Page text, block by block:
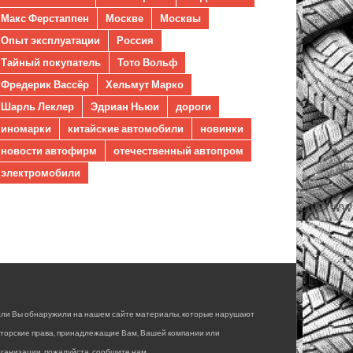
Макс Ферстаппен
Москве
Москвы
Опыт эксплуатации
Россия
Тайный покупатель
Тото Вольф
Фредерик Вассёр
Хельмут Марко
Шарль Леклер
Эдриан Ньюи
дороги
иномарки
китайские автомобили
новинки
новости автофирм
отечественный автопром
электромобили
Вы обнаружили на нашем сайте материалы, которые нарушают
права, принадлежащие Вам, Вашей компании или